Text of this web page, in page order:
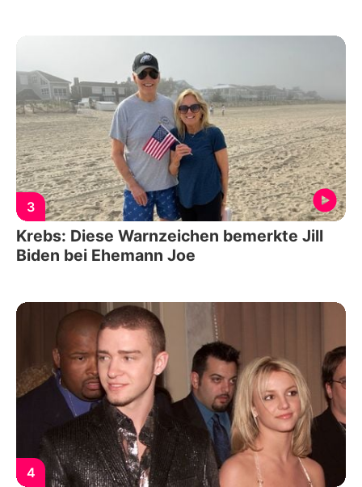
3
Krebs: Diese Warnzeichen bemerkte Jill
Biden bei Ehemann Joe
4